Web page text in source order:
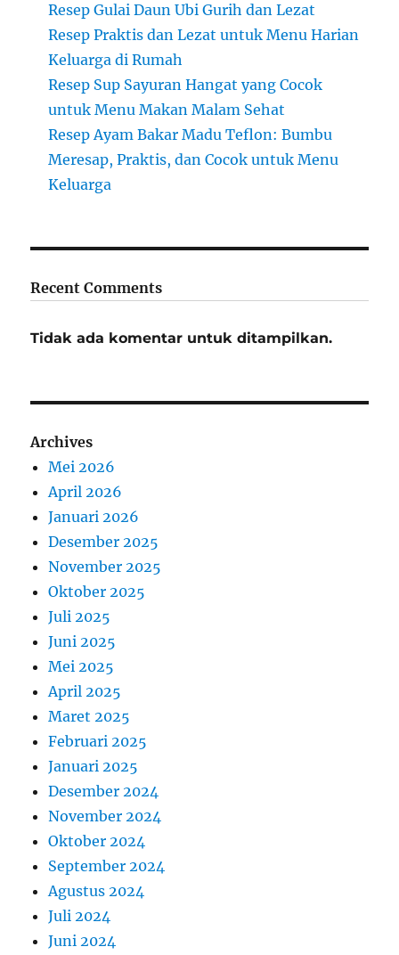
Resep Gulai Daun Ubi Gurih dan Lezat
Resep Praktis dan Lezat untuk Menu Harian
Keluarga di Rumah
Resep Sup Sayuran Hangat yang Cocok
untuk Menu Makan Malam Sehat
Resep Ayam Bakar Madu Teflon: Bumbu
Meresap, Praktis, dan Cocok untuk Menu
Keluarga
Recent Comments
Tidak ada komentar untuk ditampilkan.
Archives
Mei 2026
April 2026
Januari 2026
Desember 2025
November 2025
Oktober 2025
Juli 2025
Juni 2025
Mei 2025
April 2025
Maret 2025
Februari 2025
Januari 2025
Desember 2024
November 2024
Oktober 2024
September 2024
Agustus 2024
Juli 2024
Juni 2024